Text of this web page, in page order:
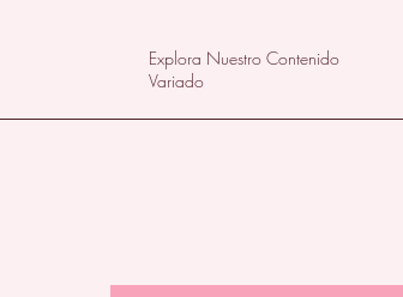
Explora Nuestro Contenido
Variado